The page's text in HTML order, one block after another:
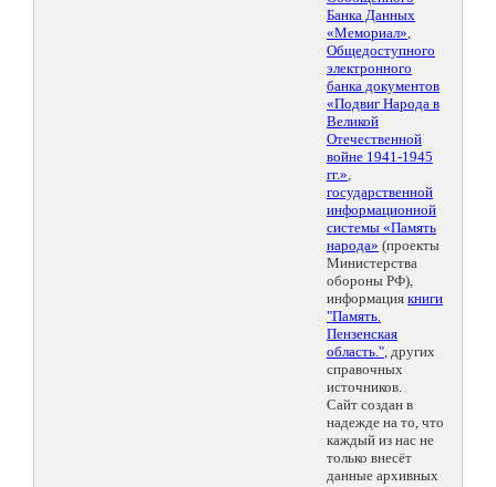
Банка Данных
«Мемориал»,
Общедоступного
электронного
банка документов
«Подвиг Народа в
Великой
Отечественной
войне 1941-1945
гг.»,
государственной
информационной
системы «Память
народа» (проекты
Министерства
обороны РФ),
информация книги
"Память.
Пензенская
область.", других
справочных
источников.
Сайт создан в
надежде на то, что
каждый из нас не
только внесёт
данные архивных